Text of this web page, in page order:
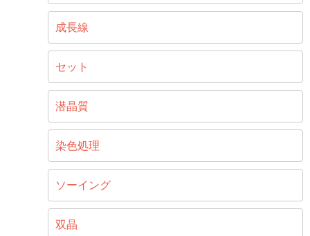
成長線
セット
潜晶質
染色処理
ソーイング
双晶